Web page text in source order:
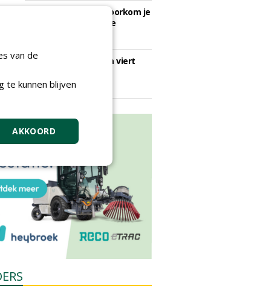
Lunchwebinar: zo voorkom je
dat natuurinclusieve
Rooftop Symposium viert
dakontwikkeling
van de
te kunnen blijven
AKKOORD